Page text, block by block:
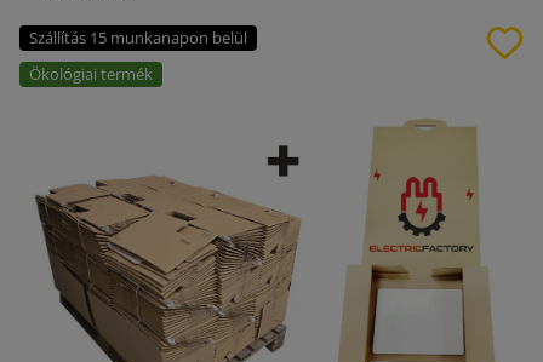
Szállítás 15 munkanapon belül
Ökológiai termék